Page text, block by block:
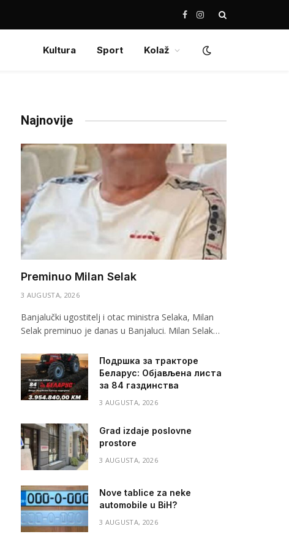
Facebook
Instagram
Kultura Sport Kolaž
Najnovije
Preminuo Milan Selak
3 AUGUSTA, 2026
Banjalučki ugostitelj i otac ministra Selaka, Milan
Selak preminuo je danas u Banjaluci. Milan Selak…
Подршка за тракторе
Беларус: Објављена листа
за 84 газдинства
3 AUGUSTA, 2026
Grad izdaje poslovne
prostore
3 AUGUSTA, 2026
Nove tablice za neke
automobile u BiH?
3 AUGUSTA, 2026